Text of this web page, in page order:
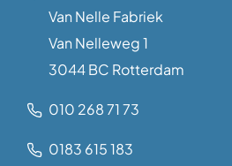
Van Nelle Fabriek
Van Nelleweg 1
3044 BC Rotterdam
010 268 71 73
0183 615 183